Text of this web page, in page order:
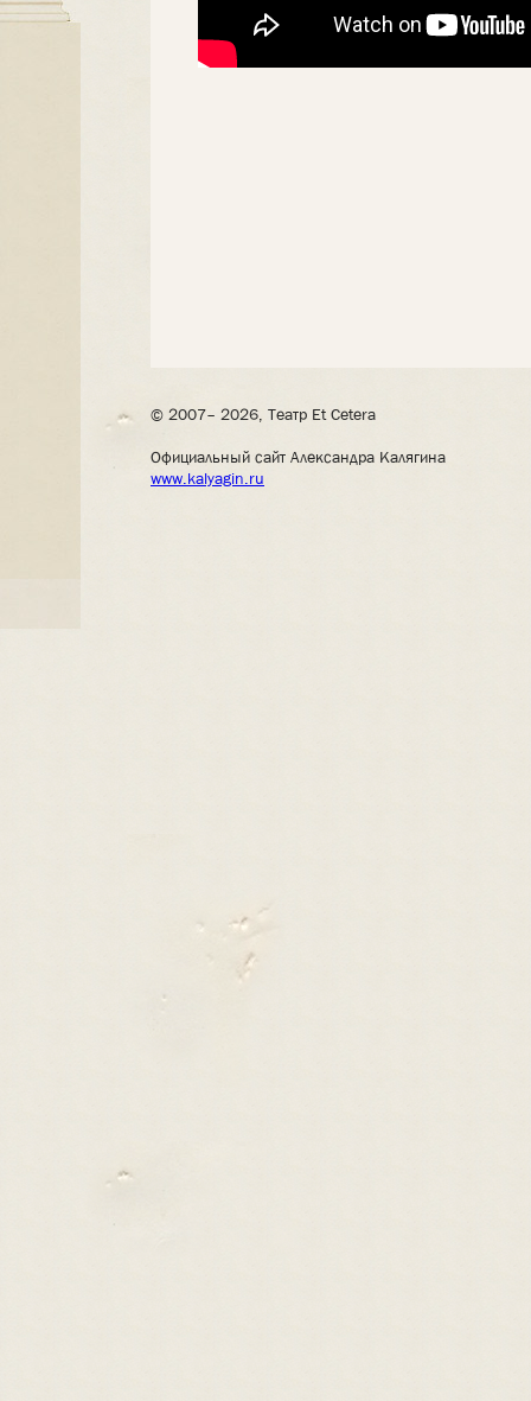
© 2007– 2026, Театр Et Cetera
Официальный сайт Александра Калягина
www.kalyagin.ru